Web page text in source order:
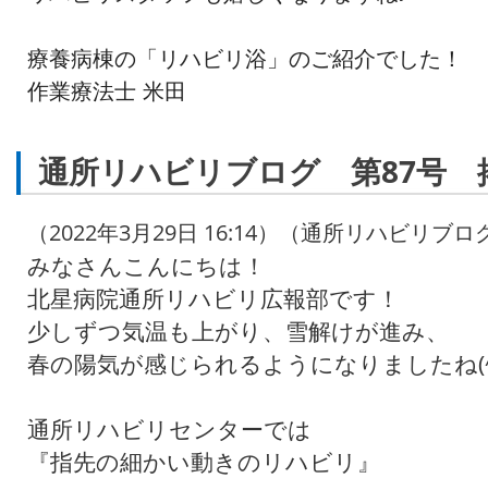
療養病棟の「リハビリ浴」のご紹介でした！
作業療法士 米田
通所リハビリブログ 第87号
（2022年3月29日 16:14）（通所リハビリブロ
みなさんこんにちは！
北星病院通所リハビリ広報部です！
少しずつ気温も上がり、雪解けが進み、
春の陽気が感じられるようになりましたね
通所リハビリセンターでは
『指先の細かい動きのリハビリ』